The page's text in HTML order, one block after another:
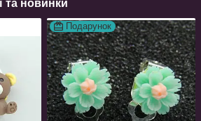
та новинки
Подарунок